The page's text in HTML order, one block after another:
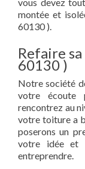
montée et
60130 ).
Refaire
60130 )
Notre société
votre écoute
rencontrez au
votre toiture a
poserons un
votre idée et
entreprendre.